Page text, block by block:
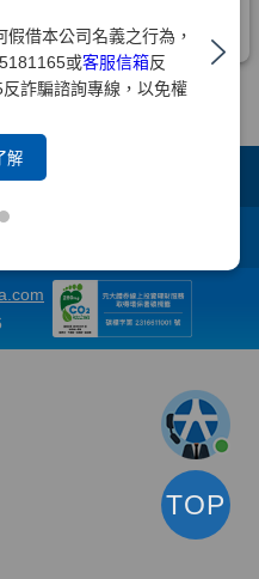
借本公司名義之行為，
或客服信箱反
詐騙諮詢專線，以免權
解
TOP